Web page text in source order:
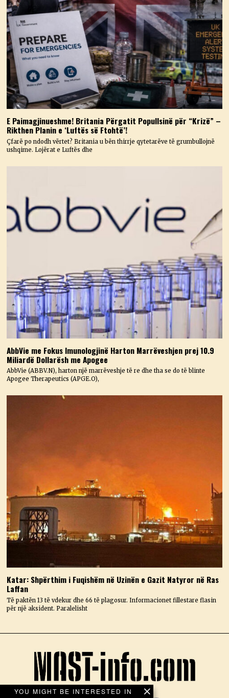
E Paimagjinueshme! Britania Përgatit Popullsinë për “Krizë” –
Rikthen Planin e ‘Luftës së Ftohtë’!
Çfarë po ndodh vërtet? Britania u bën thirrje qytetarëve të grumbullojnë
ushqime. Lojërat e Luftës dhe
AbbVie me Fokus Imunologjinë Harton Marrëveshjen prej 10.9
Miliardë Dollarësh me Apogee
AbbVie (ABBV.N), harton një marrëveshje të re dhe tha se do të blinte
Apogee Therapeutics (APGE.O),
Katar: Shpërthim i Fuqishëm në Uzinën e Gazit Natyror në Ras
Laffan
Të paktën 13 të vdekur dhe 66 të plagosur. Informacionet fillestare flasin
për një aksident. Paralelisht
YOU MIGHT BE INTERESTED IN